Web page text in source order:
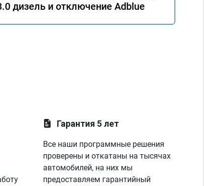
дизель и отключение Adblue
Гарантия 5 лет
Все наши программные решения
проверены и откатаны на тысячах
автомобилей, на них мы
предоставляем гарантийный